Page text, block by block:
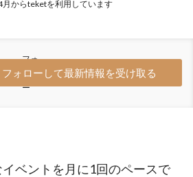
からteketを利用しています
25
フォ
ロワ
ー
フォローして最新情報を受け取る
ベントを月に1回のペースで